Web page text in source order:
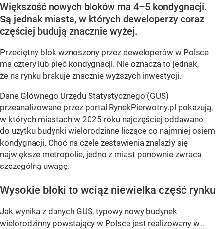
Większość nowych bloków ma 4–5 kondygnacji.
Są jednak miasta, w których deweloperzy coraz
częściej budują znacznie wyżej.
Przeciętny blok wznoszony przez deweloperów w Polsce
ma cztery lub pięć kondygnacji. Nie oznacza to jednak,
że na rynku brakuje znacznie wyższych inwestycji.
Dane Głównego Urzędu Statystycznego (GUS)
przeanalizowane przez portal RynekPierwotny.pl pokazują,
w których miastach w 2025 roku najczęściej oddawano
do użytku budynki wielorodzinne liczące co najmniej osiem
kondygnacji. Choć na czele zestawienia znalazły się
największe metropolie, jedno z miast ponownie zwraca
szczególną uwagę.
Wysokie bloki to wciąż niewielka część rynku
Jak wynika z danych GUS, typowy nowy budynek
wielorodzinny powstający w Polsce jest realizowany w...